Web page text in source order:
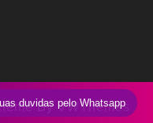
By VWThemes
duvidas pelo Whatsapp